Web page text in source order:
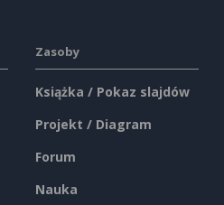
Zasoby
Książka / Pokaz slajdów
Projekt / Diagram
Forum
Nauka